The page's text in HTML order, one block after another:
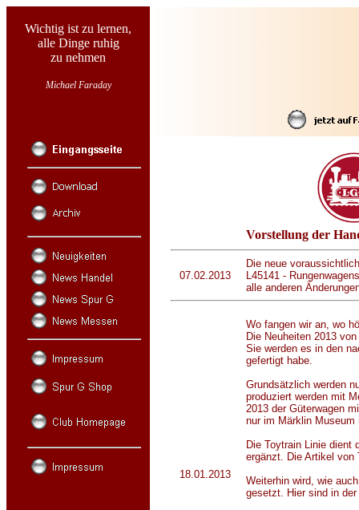
Wichtig ist zu lernen,
alle Dinge ruhig
zu nehmen
Michael Faraday
Vorstellung der
07.02.2013
Die neue
L45141 -
alle anderen
18.01.2013
Wo fangen wir an, wo
Die Neuheiten 2013
Sie werden es in den
gefertigt habe.
Grundsätzlich werden
produziert werden mit
2013 der Güterwagen
nur im Märklin Museum
Die Toytrain Linie dient
ergänzt. Die Artikel von
Weiterhin wird, wie
gesetzt. Hier sind in